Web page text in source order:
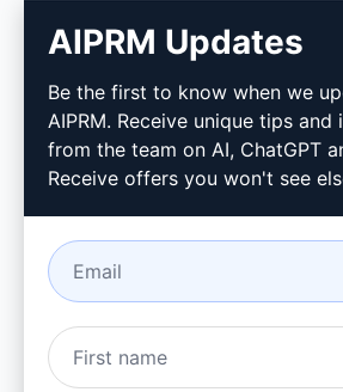
AIPRM
AIPRM bir prompt yönetim aracı
bir prompt kütüphanesidir.
Midjourney, GPT Image ve daha
kullanıma hazır promptlarla
operasyon, üretkenlik ve
dakikalar içinde tamamlayın.
tarafından güveniliyor.
AIPRM Updates
Be the first to know when we
AIPRM. Receive unique tips and
from the team on AI, ChatGPT
Receive offers you won't see